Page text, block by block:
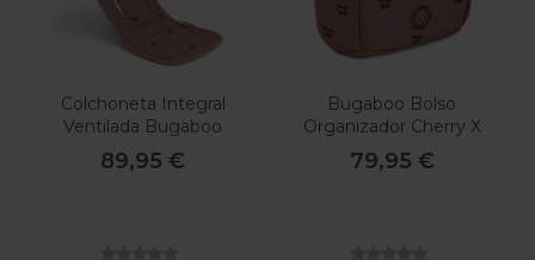
Colchoneta Integral
Ventilada Bugaboo
Cherry X Konges Slojd
89,95 €
Bugaboo Bolso
Organizador Cherry X
Konges Slojd
79,95 €